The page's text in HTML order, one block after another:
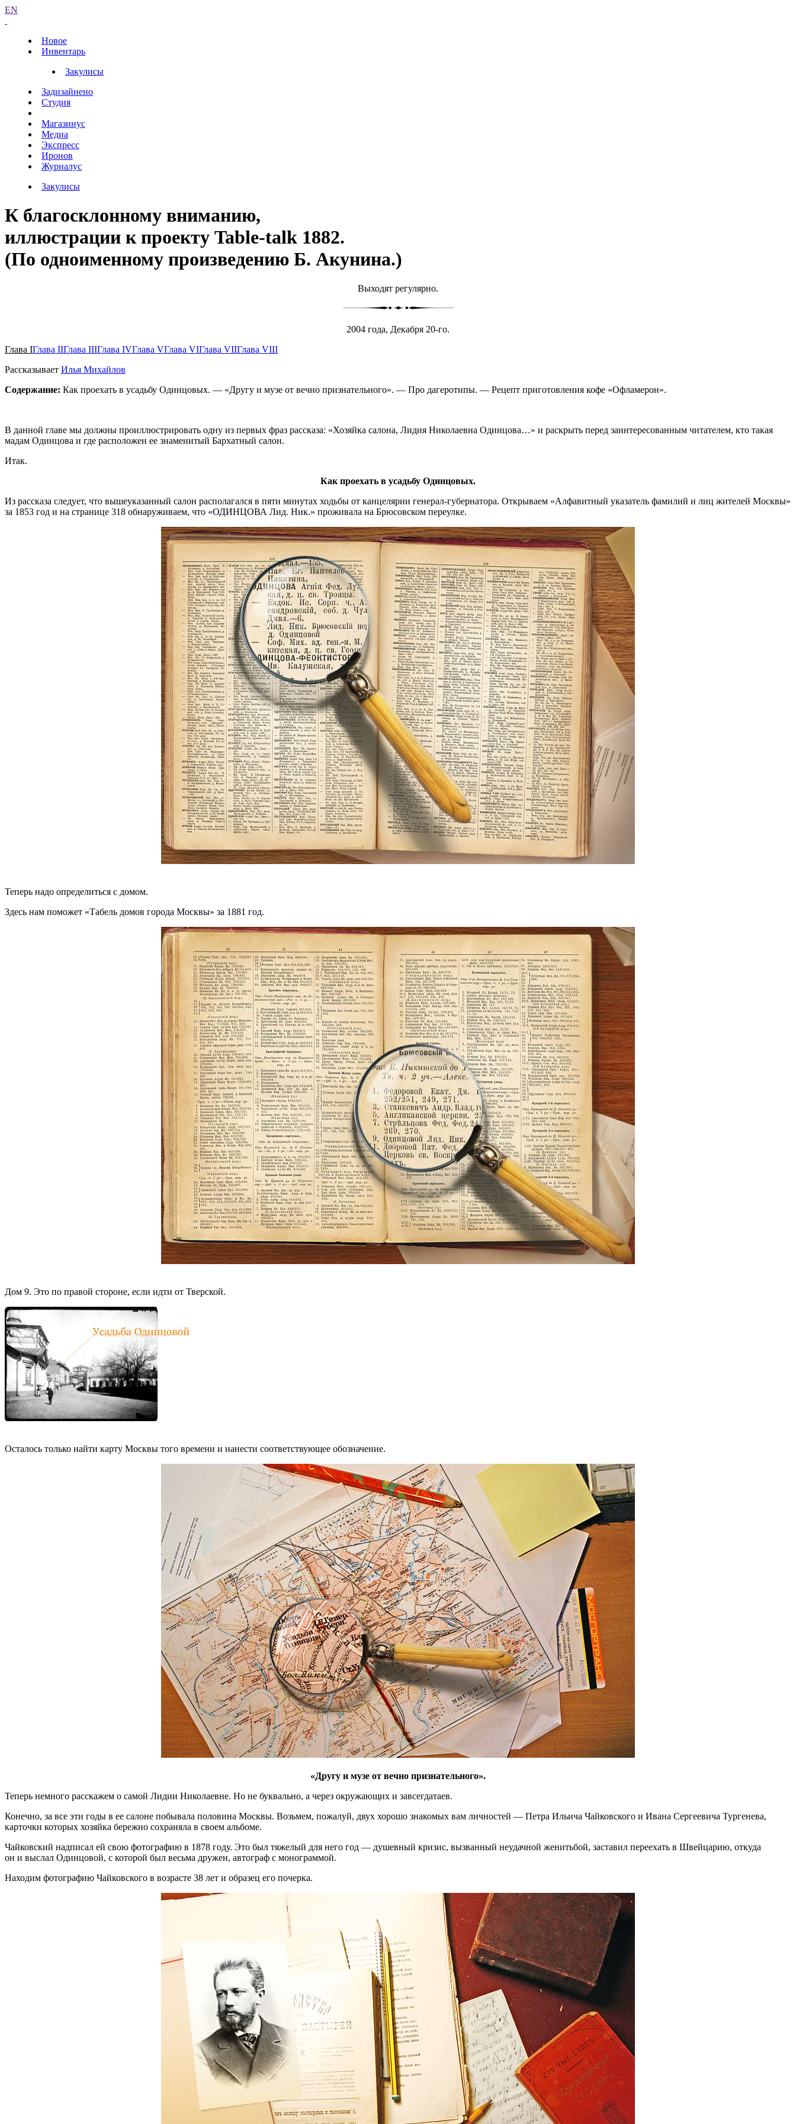
EN
Новое
Инвентарь
Закулисы
Задизайнено
Студия
Магазинус
Медиа
Экспресс
Иронов
Журналус
Закулисы
К благосклонному вниманию,
иллюстрации к проекту Table-talk 1882.
(По одноименному произведению Б. Акунина.)
Выходят регулярно.
2004 года, Декабря 20-го.
Глава IГлава IIГлава IIIГлава IVГлава VГлава VIГлава VIIГлава VIII
Рассказывает Илья Михайлов
Содержание: Как проехать в усадьбу Одинцовых. — «Другу и музе от вечно признательного». — Про дагеротипы. — Рецепт приготовления кофе «Офламерон».
В данной главе мы должны проиллюстрировать одну из первых фраз рассказа: «Хозяйка салона, Лидия Николаевна Одинцова…» и раскрыть перед заинтересованным читателем, кто такая
мадам Одинцова и где расположен ее знаменитый Бархатный салон.
Итак.
Как проехать в усадьбу Одинцовых.
Из рассказа следует, что вышеуказанный салон располагался в пяти минутах ходьбы от канцелярии генерал-губернатора. Открываем «Алфавитный указатель фамилий и лиц жителей Москвы»
за 1853 год и на странице 318 обнаруживаем, что «ОДИНЦОВА Лид. Ник.» проживала на Брюсовском переулке.
Теперь надо определиться с домом.
Здесь нам поможет «Табель домов города Москвы» за 1881 год.
Дом 9. Это по правой стороне, если идти от Тверской.
Осталось только найти карту Москвы того времени и нанести соответствующее обозначение.
«Другу и музе от вечно признательного».
Теперь немного расскажем о самой Лидии Николаевне. Но не буквально, а через окружающих и завсегдатаев.
Конечно, за все эти годы в ее салоне побывала половина Москвы. Возьмем, пожалуй, двух хорошо знакомых вам личностей — Петра Ильича Чайковского и Ивана Сергеевича Тургенева,
карточки которых хозяйка бережно сохраняла в своем альбоме.
Чайковский надписал ей свою фотографию в 1878 году. Это был тяжелый для него год — душевный кризис, вызванный неудачной женитьбой, заставил переехать в Швейцарию, откуда
он и выслал Одинцовой, с которой был весьма дружен, автограф с монограммой.
Находим фотографию Чайковского в возрасте 38 лет и образец его почерка.